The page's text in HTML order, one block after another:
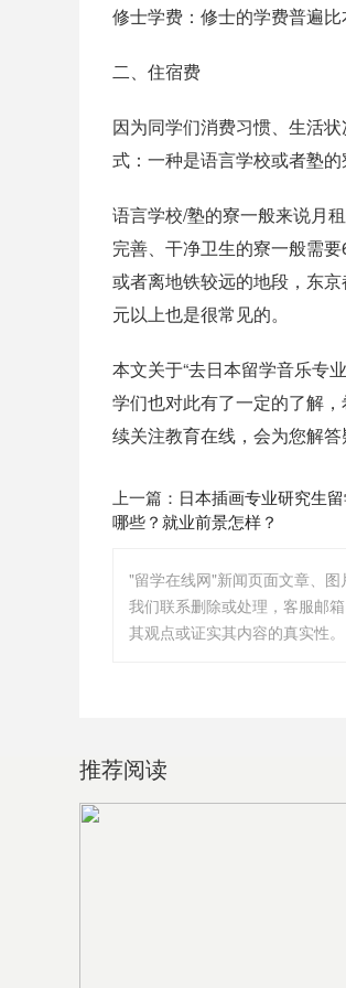
修士学费：修士的学费普遍
二、住宿费
因为同学们消费习惯、生活
式：一种是语言学校或者塾
语言学校/塾的寮一般来说月
完善、干净卫生的寮一般需
或者离地铁较远的地段，东
元以上也是很常见的。
本文关于“去日本留学音乐专
学们也对此有了一定的了解
续关注教育在线，会为您解答
上一篇： 日本插画专业研究生
哪些？就业前景怎样？
"留学在线网"新闻页面文章、
其观点或证实其内容的真实性。
推荐阅读